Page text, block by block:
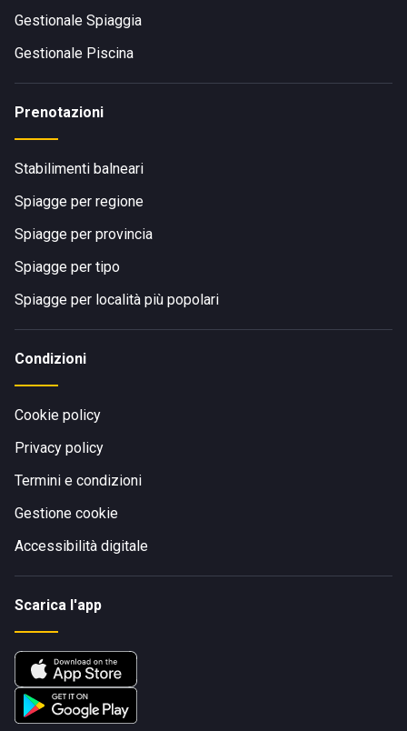
Gestionale Spiaggia
Gestionale Piscina
Prenotazioni
Stabilimenti balneari
Spiagge per regione
Spiagge per provincia
Spiagge per tipo
Spiagge per località più popolari
Condizioni
Cookie policy
Privacy policy
Termini e condizioni
Gestione cookie
Accessibilità digitale
Scarica l'app